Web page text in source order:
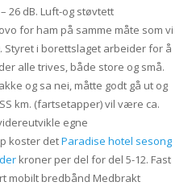
26 dB. Luft-og støvtett
for ham på samme måte som vi
Styret i borettslaget arbeider for å
alle trives, både store og små.
og sa nei, måtte godt gå ut og
km. (fartsetapper) vil være ca.
egne
koster detParadise hotel sesong
kroner per del for del 5-12. Fast
mobilt bredbånd Medbrakt